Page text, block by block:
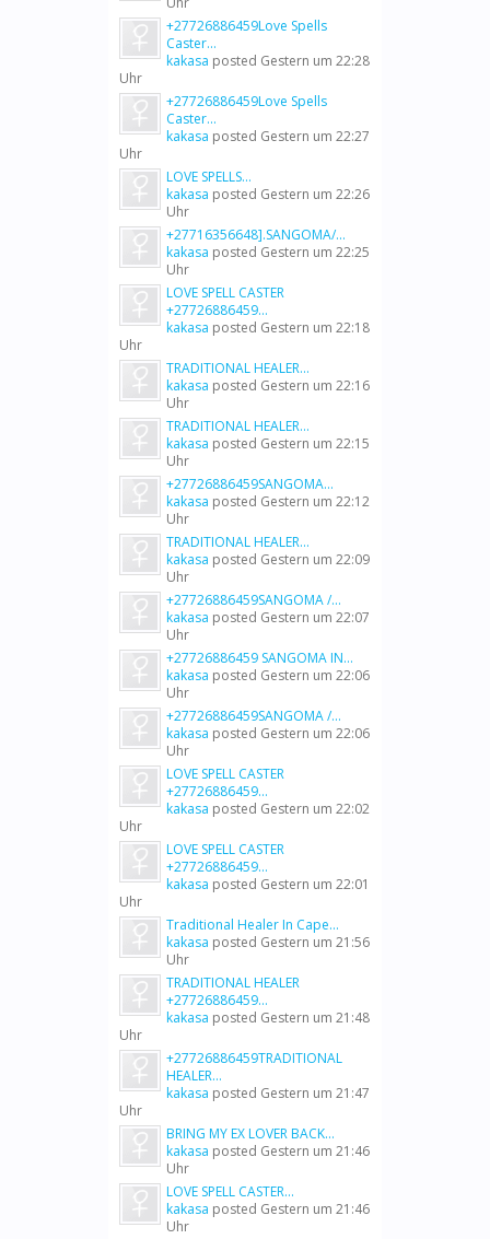
+27726886459Love Spells
Caster...
kakasa posted Gestern um 22:28
Uhr
+27726886459Love Spells
Caster...
kakasa posted Gestern um 22:27
Uhr
LOVE SPELLS...
kakasa posted Gestern um 22:26
Uhr
+27716356648].SANGOMA/...
kakasa posted Gestern um 22:25
Uhr
LOVE SPELL CASTER
+27726886459...
kakasa posted Gestern um 22:18
Uhr
TRADITIONAL HEALER...
kakasa posted Gestern um 22:16
Uhr
TRADITIONAL HEALER...
kakasa posted Gestern um 22:15
Uhr
+27726886459SANGOMA...
kakasa posted Gestern um 22:12
Uhr
TRADITIONAL HEALER...
kakasa posted Gestern um 22:09
Uhr
+27726886459SANGOMA /...
kakasa posted Gestern um 22:07
Uhr
+27726886459 SANGOMA IN...
kakasa posted Gestern um 22:06
Uhr
+27726886459SANGOMA /...
kakasa posted Gestern um 22:06
Uhr
LOVE SPELL CASTER
+27726886459...
kakasa posted Gestern um 22:02
Uhr
LOVE SPELL CASTER
+27726886459...
kakasa posted Gestern um 22:01
Uhr
Traditional Healer In Cape...
kakasa posted Gestern um 21:56
Uhr
TRADITIONAL HEALER
+27726886459...
kakasa posted Gestern um 21:48
Uhr
+27726886459TRADITIONAL
HEALER...
kakasa posted Gestern um 21:47
Uhr
BRING MY EX LOVER BACK...
kakasa posted Gestern um 21:46
Uhr
LOVE SPELL CASTER...
kakasa posted Gestern um 21:46
Uhr